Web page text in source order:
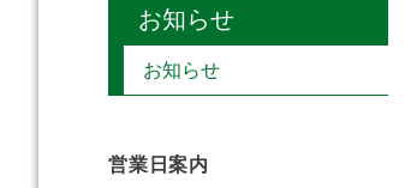
お知らせ
お知らせ
営業日案内